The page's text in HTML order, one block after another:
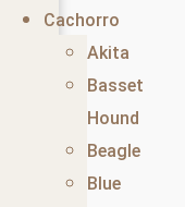
Cachorro
Akita
Basset
Hound
Beagle
Blue